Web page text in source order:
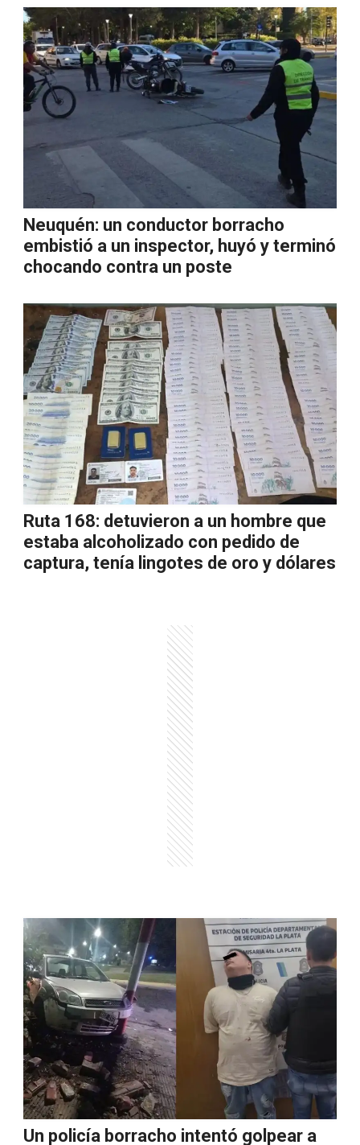
Neuquén: un conductor borracho
embistió a un inspector, huyó y terminó
chocando contra un poste
Ruta 168: detuvieron a un hombre que
estaba alcoholizado con pedido de
captura, tenía lingotes de oro y dólares
Un policía borracho intentó golpear a